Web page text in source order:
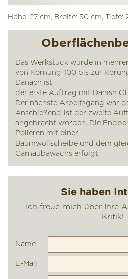
Höhe: 27 cm, Breite: 30 cm, Tiefe:
Das Werkstück wurde in
von Körnung 100 bis zur
Danach ist
der erste Auftrag mit Danish
Der nächste Arbeitsgang war
Anschießend ist der zweite
angebracht worden. Die
Polieren mit einer
Baumwollscheibe und dem
Carnaubawachs erfolgt.
Name
E-Mail